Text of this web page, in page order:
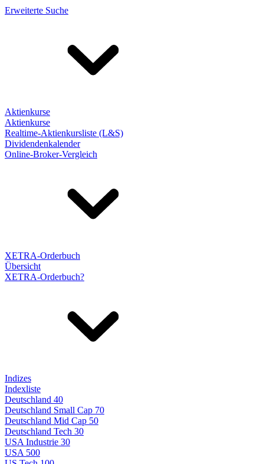
Erweiterte Suche
Aktienkurse
Aktienkurse
Realtime-Aktienkursliste (L&S)
Dividendenkalender
Online-Broker-Vergleich
XETRA-Orderbuch
Übersicht
XETRA-Orderbuch?
Indizes
Indexliste
Deutschland 40
Deutschland Small Cap 70
Deutschland Mid Cap 50
Deutschland Tech 30
USA Industrie 30
USA 500